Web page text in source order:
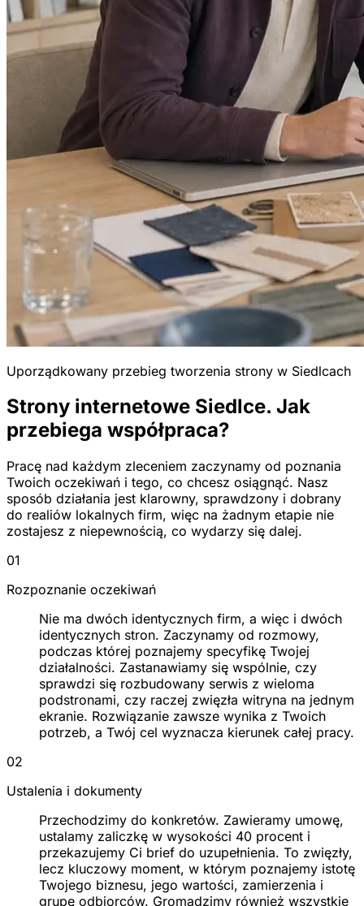
Uporządkowany przebieg tworzenia strony w Siedlcach
Strony internetowe Siedlce. Jak
przebiega współpraca?
Pracę nad każdym zleceniem zaczynamy od poznania
Twoich oczekiwań i tego, co chcesz osiągnąć. Nasz
sposób działania jest klarowny, sprawdzony i dobrany
do realiów lokalnych firm, więc na żadnym etapie nie
zostajesz z niepewnością, co wydarzy się dalej.
01
Rozpoznanie oczekiwań
Nie ma dwóch identycznych firm, a więc i dwóch
identycznych stron. Zaczynamy od rozmowy,
podczas której poznajemy specyfikę Twojej
działalności. Zastanawiamy się wspólnie, czy
sprawdzi się rozbudowany serwis z wieloma
podstronami, czy raczej zwięzła witryna na jednym
ekranie. Rozwiązanie zawsze wynika z Twoich
potrzeb, a Twój cel wyznacza kierunek całej pracy.
02
Ustalenia i dokumenty
Przechodzimy do konkretów. Zawieramy umowę,
ustalamy zaliczkę w wysokości 40 procent i
przekazujemy Ci brief do uzupełnienia. To zwięzły,
lecz kluczowy moment, w którym poznajemy istotę
Twojego biznesu, jego wartości, zamierzenia i
grupę odbiorców. Gromadzimy również wszystkie